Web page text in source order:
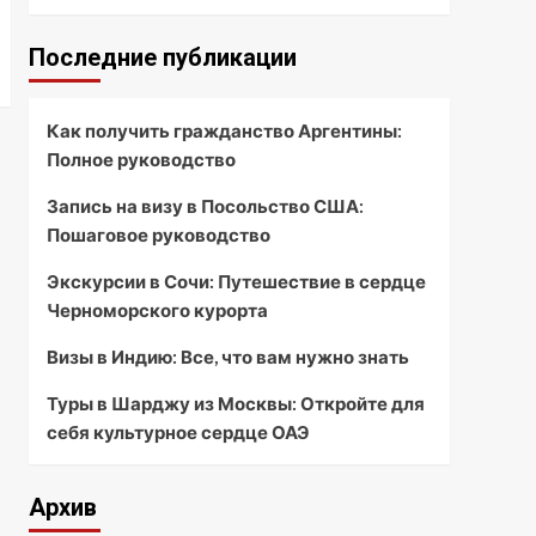
Последние публикации
Как получить гражданство Аргентины:
Полное руководство
Запись на визу в Посольство США:
Пошаговое руководство
Экскурсии в Сочи: Путешествие в сердце
Черноморского курорта
Визы в Индию: Все, что вам нужно знать
Туры в Шарджу из Москвы: Откройте для
себя культурное сердце ОАЭ
Архив